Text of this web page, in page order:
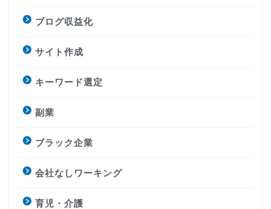
ブログ収益化
サイト作成
キーワード選定
副業
ブラック企業
会社なしワーキング
育児・介護